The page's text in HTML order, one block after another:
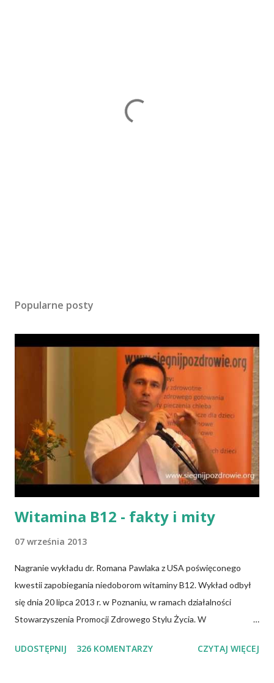
Popularne posty
Witamina B12 - fakty i mity
07 września 2013
Nagranie wykładu dr. Romana Pawlaka z USA poświęconego
kwestii zapobiegania niedoborom witaminy B12. Wykład odbył
się dnia 20 lipca 2013 r. w Poznaniu, w ramach działalności
Stowarzyszenia Promocji Zdrowego Stylu Życia. W
posiadamy odnośnie witaminy B12 w świetle aktualnych
UDOSTĘPNIJ 326 KOMENTARZY CZYTAJ WIĘCEJ